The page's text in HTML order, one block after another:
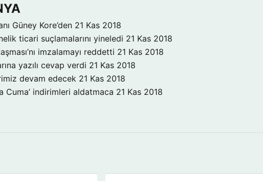
Güney Kore’den 21 Kas 2018
ticari suçlamalarını yineledi 21 Kas 2018
imzalamayı reddetti 21 Kas 2018
yazılı cevap verdi 21 Kas 2018
devam edecek 21 Kas 2018
Cuma’ indirimleri aldatmaca 21 Kas 2018